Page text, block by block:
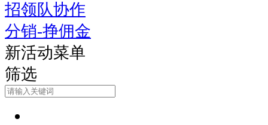
招领队协作
分销-挣佣金
新活动菜单
筛选